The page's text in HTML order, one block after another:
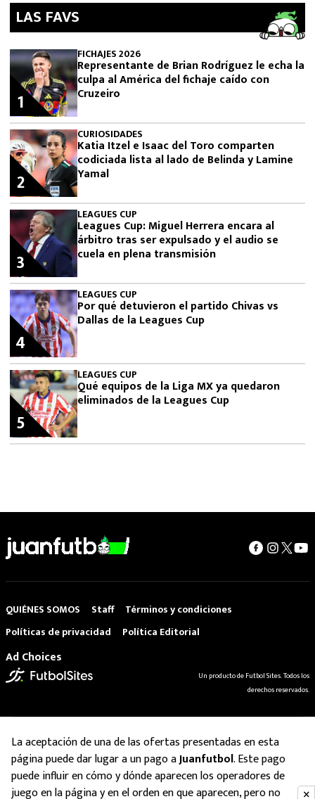
LAS FAVS
FICHAJES 2026
Representante de Brian Rodríguez le echa la
culpa al América del fichaje caído con
Cruzeiro
1
CURIOSIDADES
Katia Itzel e Isaac del Toro comparten
codiciada lista al lado de Belinda y Lamine
Yamal
2
LEAGUES CUP
Leagues Cup: Miguel Herrera encara al
árbitro tras ser expulsado y el audio se
cuela en plena transmisión
3
LEAGUES CUP
Por qué detuvieron el partido Chivas vs
Dallas de la Leagues Cup
4
LEAGUES CUP
Qué equipos de la Liga MX ya quedaron
eliminados de la Leagues Cup
5
QUIÉNES SOMOS Staff
Términos y condiciones
Políticas de privacidad
Política Editorial
Ad Choices
Un producto de Futbol Sites. Todos los
derechos reservados.
La aceptación de una de las ofertas presentadas en esta
página puede dar lugar a un pago aJuanfutbol. Este pago
puede influir en cómo y dónde aparecen los operadores de
juego en la página y en el orden en que aparecen, pero no